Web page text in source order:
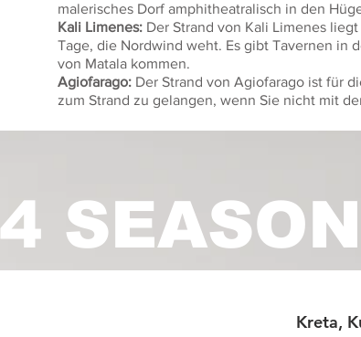
malerisches Dorf amphitheatralisch in den
Kali Limenes: Der Strand von Kali Limenes
Tage, die Nordwind weht. Es gibt Tavernen in
von Matala kommen.
Agiofarago: Der Strand von Agiofarago ist für
zum Strand zu gelangen, wenn Sie nicht mit
4
Kreta,